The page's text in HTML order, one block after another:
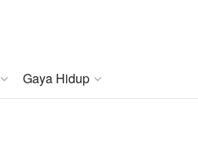
Gaya Hidup